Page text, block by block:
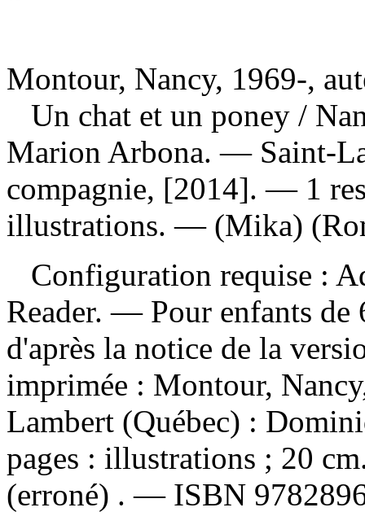
Montour, Nancy, 1969-,
Un chat et un poney /
Marion Arbona. — Saint-
compagnie, [2014]. — 1
illustrations. — (Mika)
Configuration requise :
Reader. — Pour enfants
d'après la notice de la
imprimée : Montour,
Lambert (Québec) :
pages : illustrations ; 20
(erroné) . — ISBN